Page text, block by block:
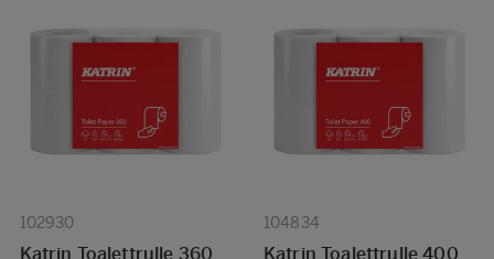
102930
Katrin Toalettrulle 360
104834
Katrin Toalettrulle 400